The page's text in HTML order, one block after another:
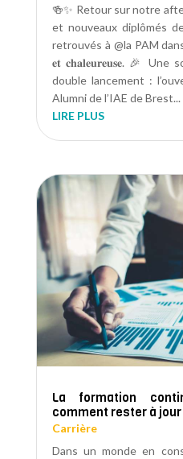
🍻✨ Retour sur notre
et nouveaux diplômés
retrouvés à @la PAM dans
𝐞𝐭 𝐜𝐡𝐚𝐥𝐞𝐮𝐫𝐞𝐮𝐬𝐞. 🎉 Une
double lancement :
Alumni de l’IAE de Brest...
LIRE PLUS
La formation
comment rester à jour
Carrière
Dans un monde en